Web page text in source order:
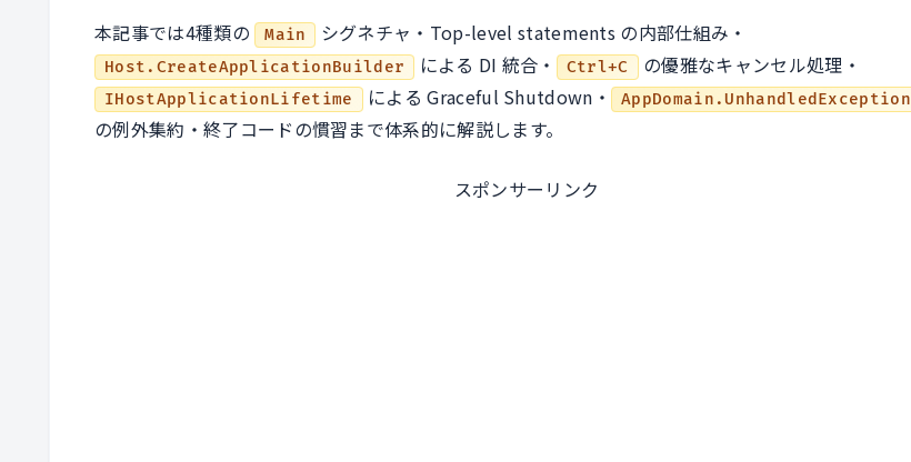
本記事では4種類の Main シグネチャ・Top-level statements の内部仕組み・
Host.CreateApplicationBuilder による DI 統合・ Ctrl+C の優雅なキャンセル処理・
IHostApplicationLifetime による Graceful Shutdown・ AppDomain.UnhandledException
の例外集約・終了コードの慣習まで体系的に解説します。
スポンサーリンク